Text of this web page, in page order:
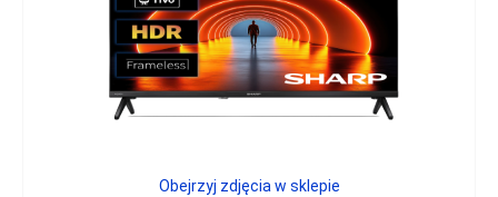
Obejrzyj zdjęcia w sklepie